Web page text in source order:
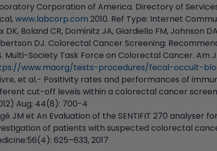
Corporation of America. Directory of
www.labcorp.com 2010. Ref Type: Internet
DK, Boland CR, Dominitz JA, Giardiello FM, Johnson
DJ. Colorectal Cancer Screening:
Multi-Society Task Force on Colorectal Cancer. Am J
www.maorg/tests-procedures/fecal-occult-
et al.- Positivity rates and performances of
cut-off levels within a colorectal cancer
Aug; 44(8): 700-4
JM et An Evaluation of the SENTiFIT 270 analyser
of patients with suspected colorectal
625–633, 2017